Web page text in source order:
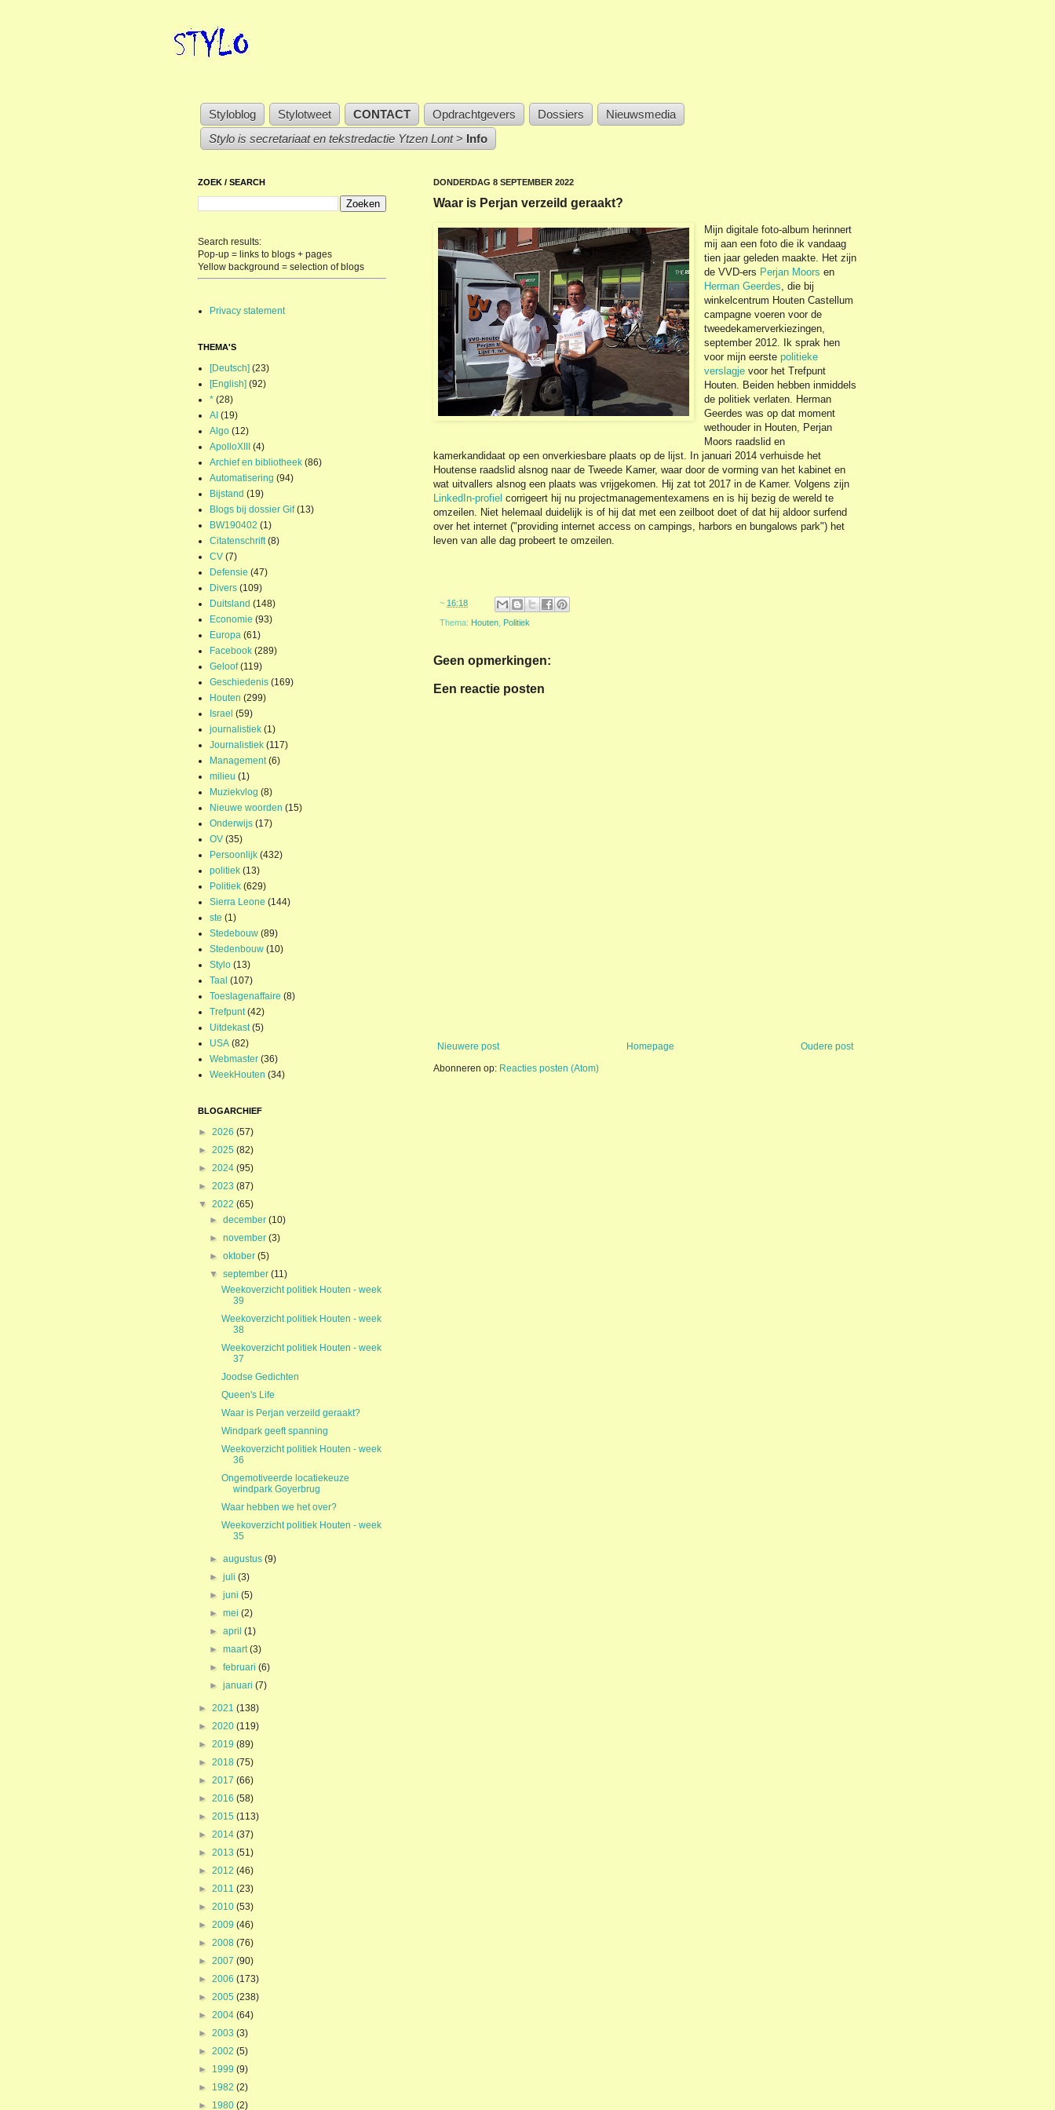
Styloblog Stylotweet CONTACT Opdrachtgevers Dossiers
Nieuwsmedia
Stylo is secretariaat en tekstredactie Ytzen Lont> Info
DONDERDAG 8 SEPTEMBER 2022
Waar is Perjan verzeild geraakt?
Mijn digitale foto-album herinnert
mij aan een foto die ik vandaag
tien jaar geleden maakte. Het zijn
de VVD-ers Perjan Moors en
Herman Geerdes, die bij
winkelcentrum Houten Castellum
campagne voeren voor de
tweedekamerverkiezingen,
september 2012. Ik sprak hen
voor mijn eerstepolitieke
verslagje voor het Trefpunt
Houten. Beiden hebben inmiddels
de politiek verlaten. Herman
Geerdes was op dat moment
wethouder in Houten, Perjan
Moors raadslid en
kamerkandidaat op een onverkiesbare plaats op de lijst. In januari 2014 verhuisde het
Houtense raadslid alsnog naar de Tweede Kamer, waar door de vorming van het kabinet en
wat uitvallers alsnog een plaats was vrijgekomen. Hij zat tot 2017 in de Kamer. Volgens zijn
LinkedIn-profiel corrigeert hij nu projectmanagementexamens en is hij bezig de wereld te
omzeilen. Niet helemaal duidelijk is of hij dat met een zeilboot doet of dat hij aldoor surfend
over het internet ("providing internet access on campings, harbors en bungalows park") het
leven van alle dag probeert te omzeilen.
~ 16:18
Thema: Houten Politiek
Geen opmerkingen:
Een reactie posten
Nieuwere post Oudere post
Homepage
Abonneren op: Reacties posten (Atom)
ZOEK / SEARCH
Search results:
Pop-up = links to blogs + pages
Yellow background = selection of blogs
Privacy statement
THEMA'S
[Deutsch] (23)
[English] (92)
* (28)
AI (19)
Algo (12)
ApolloXIII
(4)
Archief en bibliotheek (86)
Automatisering (94)
Bijstand (19)
Blogs bij dossier Gif (13)
BW190402 (1)
Citatenschrift (8)
CV (7)
Defensie (47)
Divers (109)
Duitsland (148)
Economie (93)
Europa (61)
Facebook (289)
Geloof (119)
Geschiedenis (169)
Houten (299)
Israel (59)
journalistiek (1)
Journalistiek (117)
Management (6)
milieu (1)
Muziekvlog (8)
Nieuwe woorden (15)
Onderwijs (17)
OV (35)
Persoonlijk (432)
politiek (13)
Politiek (629)
Sierra Leone (144)
ste (1)
Stedebouw (89)
Stedenbouw (10)
Stylo (13)
Taal (107)
Toeslagenaffaire (8)
Trefpunt (42)
Uitdekast (5)
USA (82)
Webmaster (36)
WeekHouten (34)
BLOGARCHIEF
► 2026 (57)
► 2025 (82)
► 2024 (95)
► 2023 (87)
▼ 2022 (65)
►december(10)
►november(3)
►oktober(5)
▼september(11)
Weekoverzicht politiek Houten - week
39
Weekoverzicht politiek Houten - week
38
Weekoverzicht politiek Houten - week
37
Joodse Gedichten
Queen's Life
Waar is Perjan verzeild geraakt?
Windpark geeft spanning
Weekoverzicht politiek Houten - week
36
Ongemotiveerde locatiekeuze
windpark Goyerbrug
Waar hebben we het over?
Weekoverzicht politiek Houten - week
35
►augustus(9)
►juli(3)
►juni(5)
►mei(2)
►april(1)
►maart(3)
►februari(6)
►januari(7)
► 2021 (138)
► 2020 (119)
► 2019 (89)
► 2018 (75)
► 2017 (66)
► 2016 (58)
► 2015 (113)
► 2014 (37)
► 2013 (51)
► 2012 (46)
► 2011 (23)
► 2010 (53)
► 2009 (46)
► 2008 (76)
► 2007 (90)
► 2006 (173)
► 2005 (238)
► 2004 (64)
► 2003 (3)
► 2002 (5)
► 1999 (9)
► 1982 (2)
► 1980 (2)